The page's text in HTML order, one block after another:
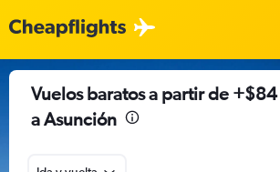
Vuelos baratos a partir de
a Asunción